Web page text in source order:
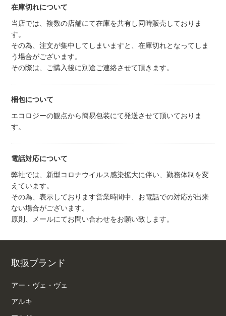
在庫切れについて
当店では、複数の店舗にて在庫を共有し同時販売しておりま
す。
その為、注文が集中してしまいますと、在庫切れとなってしま
う場合がございます。
その際は、ご購入後に別途ご連絡させて頂きます。
梱包について
エコロジーの観点から簡易包装にて発送させて頂いておりま
す。
電話対応について
弊社では、新型コロナウイルス感染拡大に伴い、勤務体制を変
えています。
その為、表示しております営業時間中、お電話での対応が出来
ない場合がございます。
原則、メールにてお問い合わせをお願い致します。
取扱ブランド
アー・ヴェ・ヴェ
アルキ